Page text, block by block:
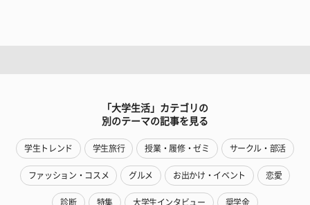
「大学生活」カテゴリの
別のテーマの記事を見る
学生トレンド 学生旅行 授業・履修・ゼミ サークル・部活
ファッション・コスメ グルメ お出かけ・イベント 恋愛
診断 特集 大学生インタビュー 奨学金